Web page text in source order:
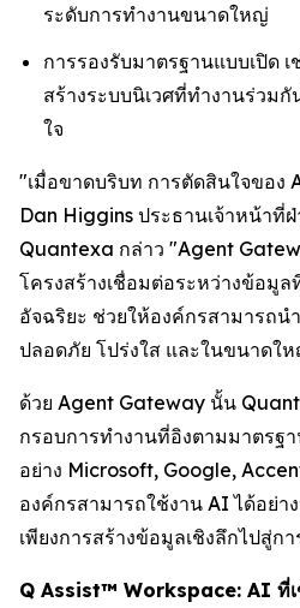
ระดับการทำงานขนาดใหญ่
การรองรับมาตรฐานแบบเปิด เ
สร้างระบบนิเวศที่ทำงานร่วม
ใจ
"เมื่อขาดบริบท การตัดสินใจของ
Dan Higgins ประธานเจ้าหน้า
Quantexa กล่าว "Agent
โครงสร้างเชื่อมต่อระหว่างข้อมูล
อัจฉริยะ ช่วยให้องค์กรสามารถน
ปลอดภัย โปร่งใส และในขนาดใ
ด้วย Agent Gateway นั้น
กรอบการทำงานที่อิงตามมาตรฐ
อย่าง Microsoft, Google,
องค์กรสามารถใช้งาน AI ได้อย่า
เพียงการสร้างข้อมูลเชิงลึกไปสู่ก
Q Assist™ Workspace: AI ที่